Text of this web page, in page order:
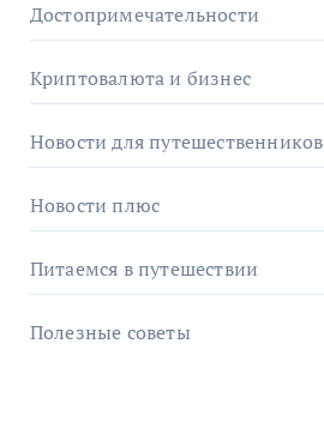
Достопримечательности
Криптовалюта и бизнес
Новости для путешественников
Новости плюс
Питаемся в путешествии
Полезные советы